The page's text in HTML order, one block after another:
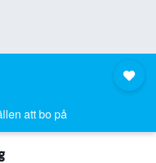
att bo på